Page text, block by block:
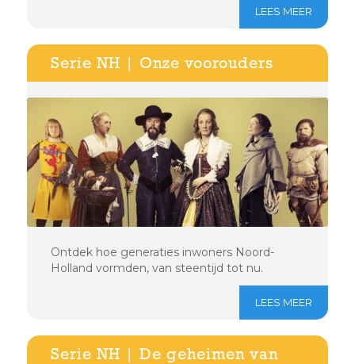
LEES MEER
Serie NH | Onze voorouders
Ontdek hoe generaties inwoners Noord-
Holland vormden, van steentijd tot nu.
LEES MEER
Serie NH | De geheimen van